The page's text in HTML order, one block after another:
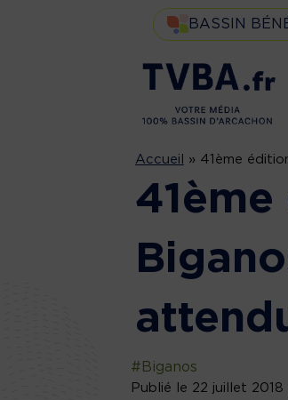
BASSIN
Accueil » 41ème
#Biganos
Publié le 22 juillet 2018